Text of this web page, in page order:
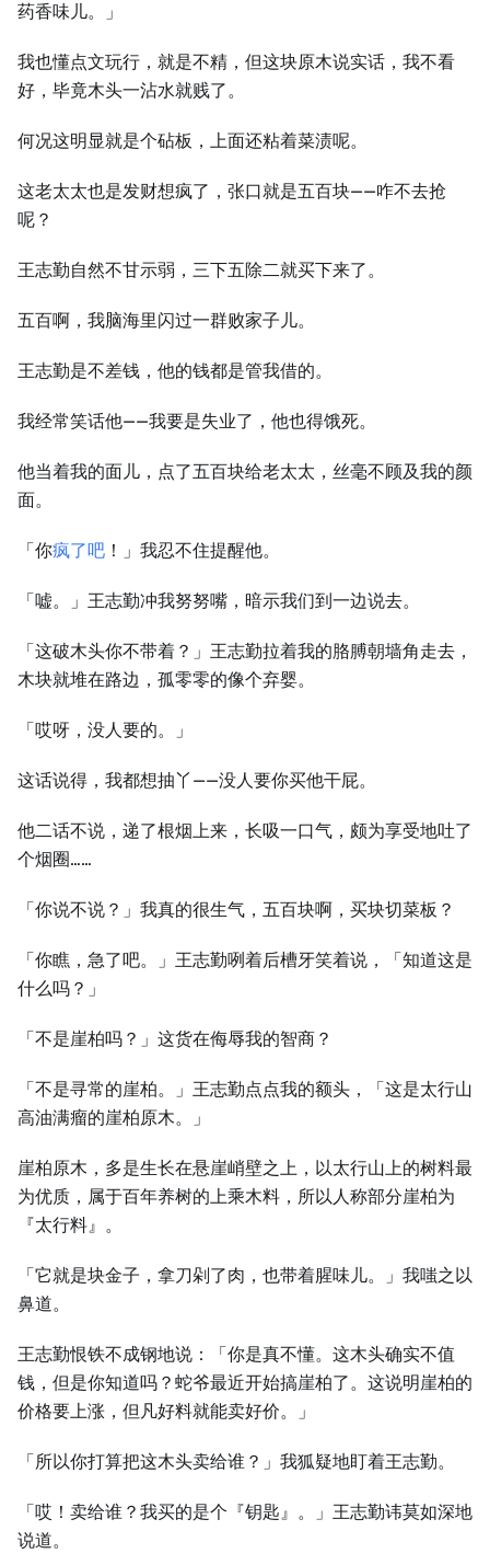
药香味儿。」
我也懂点文玩行，就是不精，但这块原木说实话，我不看
好，毕竟木头一沾水就贱了。
何况这明显就是个砧板，上面还粘着菜渍呢。
这老太太也是发财想疯了，张口就是五百块——咋不去抢
呢？
王志勤自然不甘示弱，三下五除二就买下来了。
五百啊，我脑海里闪过一群败家子儿。
王志勤是不差钱，他的钱都是管我借的。
我经常笑话他——我要是失业了，他也得饿死。
他当着我的面儿，点了五百块给老太太，丝毫不顾及我的颜
面。
「你疯了吧 ！」我忍不住提醒他。
「嘘。」王志勤冲我努努嘴，暗示我们到一边说去。
「这破木头你不带着？」王志勤拉着我的胳膊朝墙角走去，
木块就堆在路边，孤零零的像个弃婴。
「哎呀，没人要的。」
这话说得，我都想抽丫——没人要你买他干屁。
他二话不说，递了根烟上来，长吸一口气，颇为享受地吐了
个烟圈……
「你说不说？」我真的很生气，五百块啊，买块切菜板？
「你瞧，急了吧。」王志勤咧着后槽牙笑着说，「知道这是
什么吗？」
「不是崖柏吗？」这货在侮辱我的智商？
「不是寻常的崖柏。」王志勤点点我的额头，「这是太行山
高油满瘤的崖柏原木。」
崖柏原木，多是生长在悬崖峭壁之上，以太行山上的树料最
为优质，属于百年养树的上乘木料，所以人称部分崖柏为
『太行料』。
「它就是块金子，拿刀剁了肉，也带着腥味儿。」我嗤之以
鼻道。
王志勤恨铁不成钢地说：「你是真不懂。这木头确实不值
钱，但是你知道吗？蛇爷最近开始搞崖柏了。这说明崖柏的
价格要上涨，但凡好料就能卖好价。」
「所以你打算把这木头卖给谁？」我狐疑地盯着王志勤。
「哎！卖给谁？我买的是个『钥匙』。」王志勤讳莫如深地
说道。